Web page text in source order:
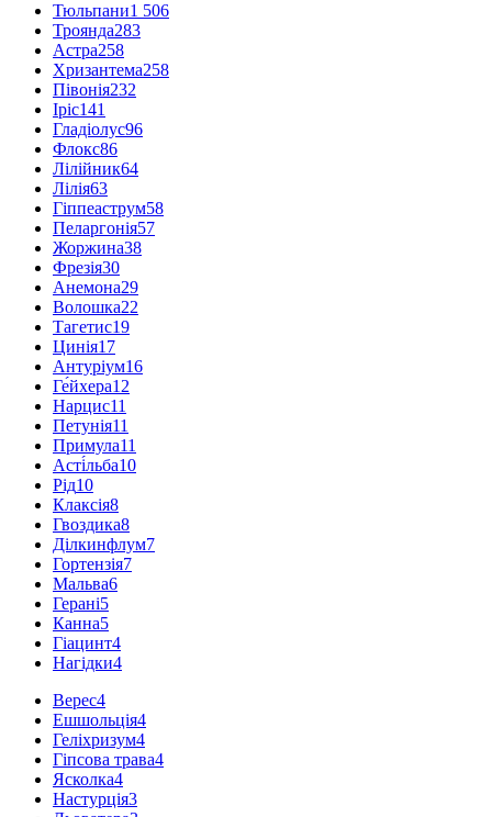
Тюльпани1 506
Троянда283
Астра258
Хризантема258
Півонія232
Іріс141
Гладіолус96
Флокс86
Лілійник64
Лілія63
Гіппеаструм58
Пеларгонія57
Жоржина38
Фрезія30
Анемона29
Волошка22
Тагетис19
Цинія17
Антуріум16
Ге́йхера12
Нарцис11
Петунія11
Примула11
Асті́льба10
Рід10
Клаксія8
Гвоздика8
Ділкинфлум7
Гортензія7
Мальва6
Герані5
Канна5
Гіацинт4
Нагідки4
Верес4
Ешшольція4
Геліхризум4
Гіпсова трава4
Ясколка4
Настурція3